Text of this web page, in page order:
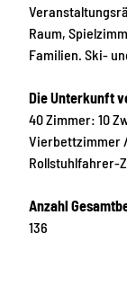
Raum,
Familien. Ski-
Die Unterkunft
40 Zimmer: 10
Vierbettzimmer
Rollstuhlfahrer-
Anzahl
136